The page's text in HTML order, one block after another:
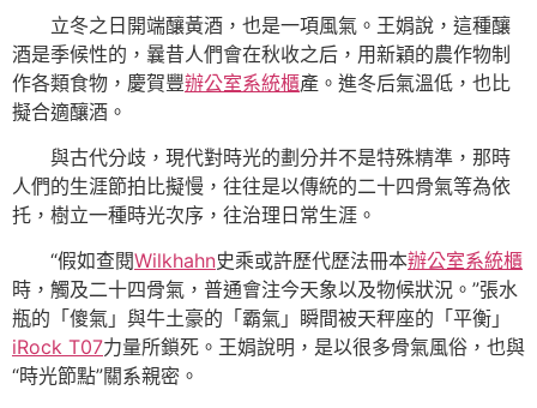
立冬之日開端釀黃酒，也是一項風氣。王娟說，這種釀
酒是季候性的，曩昔人們會在秋收之后，用新穎的農作物制
作各類食物，慶賀豐辦公室系統櫃產。進冬后氣溫低，也比
擬合適釀酒。
與古代分歧，現代對時光的劃分并不是特殊精準，那時
人們的生涯節拍比擬慢，往往是以傳統的二十四骨氣等為依
托，樹立一種時光次序，往治理日常生涯。
“假如查閱Wilkhahn史乘或許歷代歷法冊本辦公室系統櫃
時，觸及二十四骨氣，普通會注今天象以及物候狀況。”張水
瓶的「傻氣」與牛土豪的「霸氣」瞬間被天秤座的「平衡」
iRock T07力量所鎖死。王娟說明，是以很多骨氣風俗，也與
“時光節點”關系親密。